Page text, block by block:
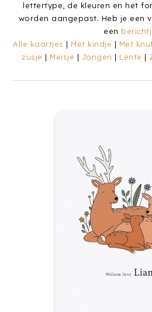
lettertype, de kleuren en het
worden aangepast. Heb je een
een
Alle kaartjes | Met kindje | Met
zusje | Meisje | Jongen | Lente |